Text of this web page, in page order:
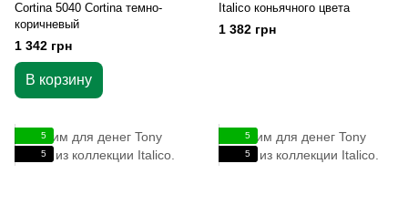
Cortina 5040 Cortina темно-
коричневый
1 342 грн
В корзину
Italico коньячного цвета
1 382 грн
5
5
5
5